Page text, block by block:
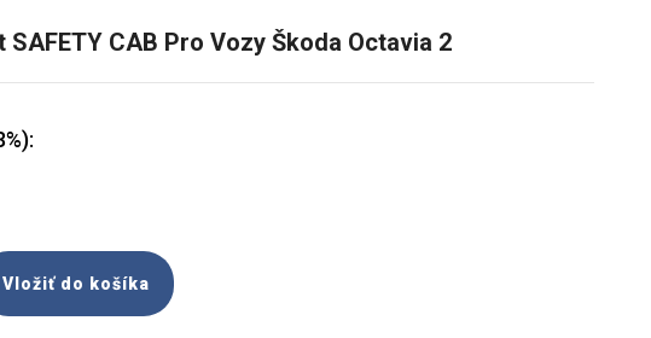
SAFETY CAB Pro Vozy Škoda Octavia 2
Vložiť do košíka